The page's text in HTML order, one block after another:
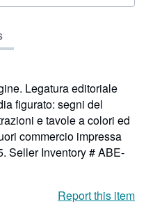
Legatura editoriale
figurato: segni del
e tavole a colori ed
commercio impressa
Seller Inventory # ABE-
Report this item